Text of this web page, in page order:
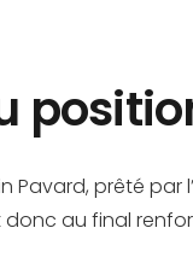
Pavard, prêté
au final